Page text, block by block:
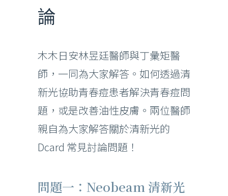
論
木木日安林昱廷醫師與丁彙矩醫
師，一同為大家解答。如何透過清
新光協助青春痘患者解決青春痘問
題，或是改善油性皮膚。兩位醫師
親自為大家解答關於清新光的
Dcard 常見討論問題！
問題一：Neobeam 清新光